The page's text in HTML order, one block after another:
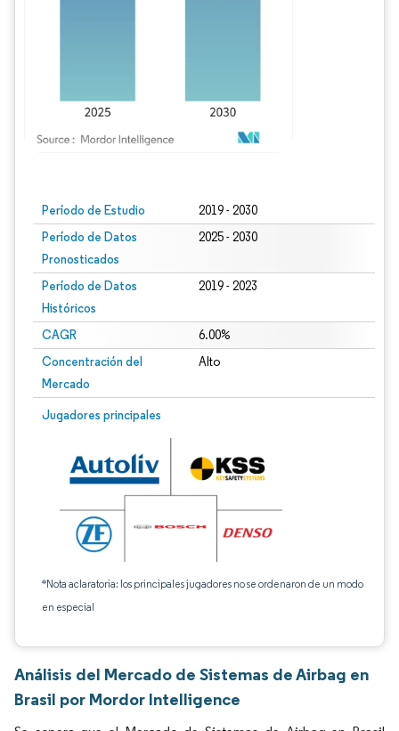
Período de Estudio 2019 - 2030
Período de Datos
Pronosticados
2025 - 2030
Período de Datos
Históricos
2019 - 2023
CAGR 6.00%
Concentración del
Mercado
Alto
Jugadores principales
*Nota aclaratoria: los principales jugadores no se ordenaron de un modo
en especial
Análisis del Mercado de Sistemas de Airbag en
Brasil por Mordor Intelligence